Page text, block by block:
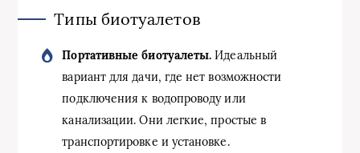
Типы биотуалетов
Портативные биотуалеты. Идеальный
вариант для дачи, где нет возможности
подключения к водопроводу или
канализации. Они легкие, простые в
транспортировке и установке.